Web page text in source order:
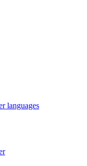
languages